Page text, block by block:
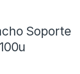
Soporte